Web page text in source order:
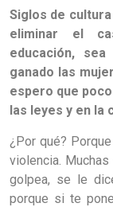
Siglos de
eliminar el
educación,
ganado las
espero que
las leyes y en la
¿Por qué?
violencia.
golpea, se le
porque si te